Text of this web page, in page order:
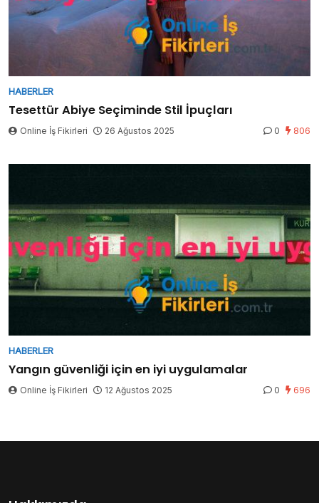
HABERLER
Tesettür Abiye Seçiminde Stil İpuçları
Online İş Fikirleri 26 Ağustos 2025 0 806
HABERLER
Yangın güvenliği için en iyi uygulamalar
Online İş Fikirleri 12 Ağustos 2025 0 696